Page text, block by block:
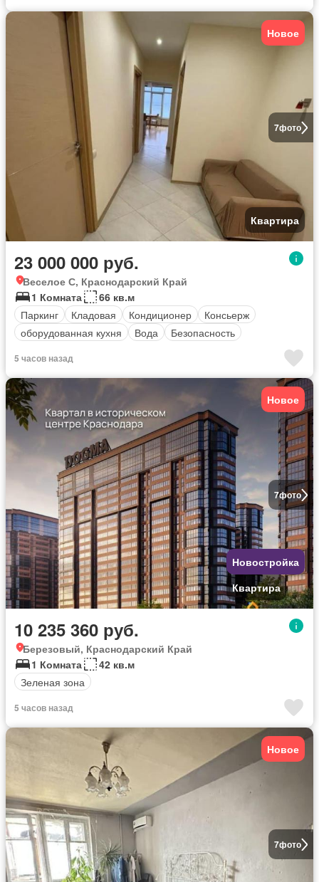
7фото
Новое
Квартира
23 000 000 руб.
Веселое С, Краснодарский Край
1 Комната
66 кв.м
Паркинг
Кладовая Кондиционер
Консьерж
оборудованная кухня
Вода Безопасность
5 часов назад
7фото
Новое
Новостройка
Квартира
10 235 360 руб.
Березовый, Краснодарский Край
1 Комната
42 кв.м
Зеленая зона
5 часов назад
7фото
Новое